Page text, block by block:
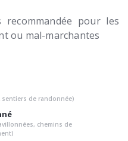
pour les
ou mal-marchantes
sentiers de randonnée)
chemins de